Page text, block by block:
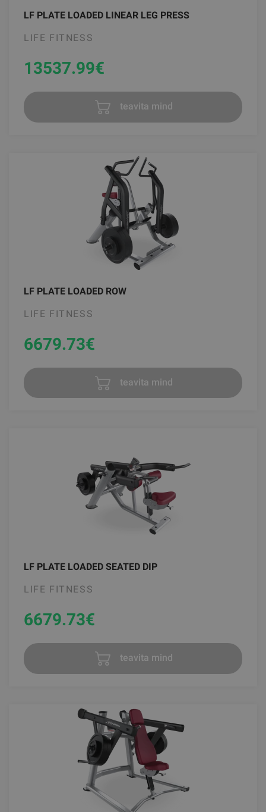
LF PLATE LOADED LINEAR LEG PRESS
LIFE FITNESS
13537.99€
teavita mind
LF PLATE LOADED ROW
LIFE FITNESS
6679.73€
teavita mind
LF PLATE LOADED SEATED DIP
LIFE FITNESS
6679.73€
teavita mind